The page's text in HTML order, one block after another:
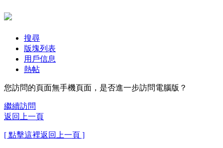
搜尋
版塊列表
用戶信息
熱帖
您訪問的頁面無手機頁面，是否進一步訪問電腦版？
繼續訪問
返回上一頁
[ 點擊這裡返回上一頁 ]